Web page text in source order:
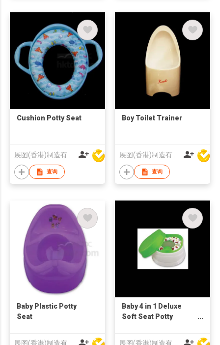
Cushion Potty Seat
查询
Boy Toilet Trainer
查询
Baby Plastic Potty
Seat
展图(香港)制造有限公司
Baby 4 in 1 Deluxe
Soft Seat Potty
展图(香港)制造有限公司